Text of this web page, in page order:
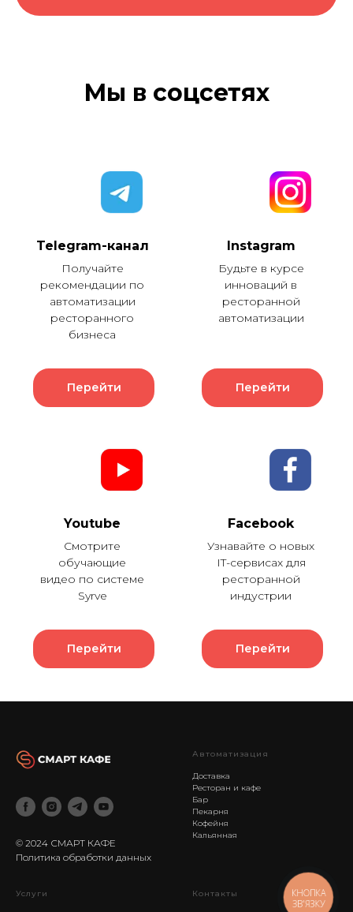
Мы в соцсетях
Telegram-канал
Получайте
рекомендации по
автоматизации
ресторанного
бизнеса
Перейти
Instagram
Будьте в курсе
инноваций в
ресторанной
автоматизации
Перейти
Youtube
Смотрите
обучающие
видео по системе
Syrve
Перейти
Facebook
Узнавайте о новых
IT-сервисах для
ресторанной
индустрии
Перейти
© 2024 СМАРТ КАФЕ
Политика обработки данных
Автоматизация
Доставка
Ресторан и кафе
Бар
Пекарня
Кофейня
Кальянная
Услуги Контакты
КНОПКА
ЗВ'ЯЗКУ